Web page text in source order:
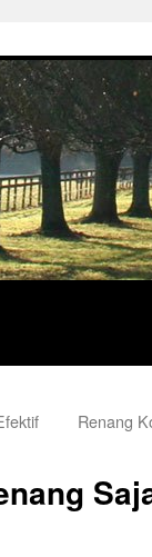
Renang